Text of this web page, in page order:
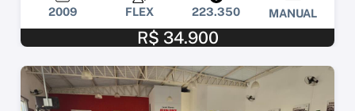
2009 FLEX 223.350 MANUAL
R$ 34.900